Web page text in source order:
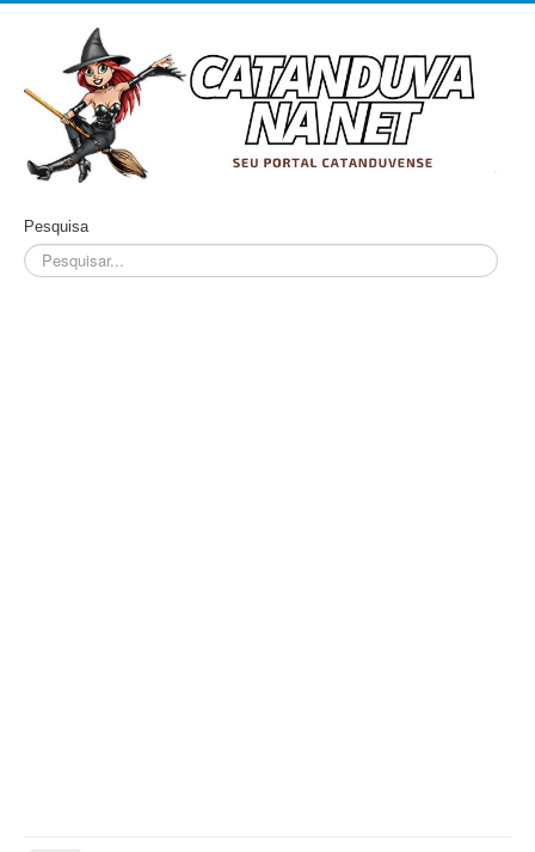
Pesquisa